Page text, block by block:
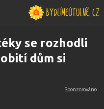
se rozhodli
dům si